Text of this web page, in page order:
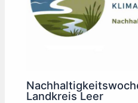
Landkreis Leer